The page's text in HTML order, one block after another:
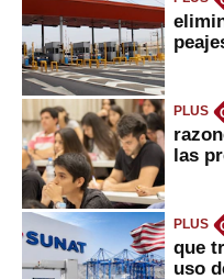
PLUS
las
PLUS
que
uso